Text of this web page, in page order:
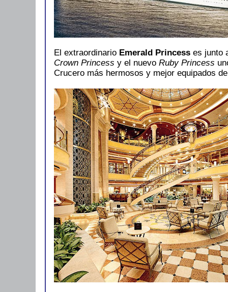
El extraordinario Emerald Princess es junto
Crown Princess y el nuevo Ruby Princess
Crucero más hermosos y mejor equipados